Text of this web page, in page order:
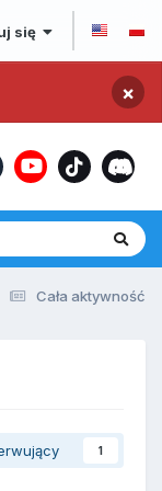
się
×
Cała aktywność
1